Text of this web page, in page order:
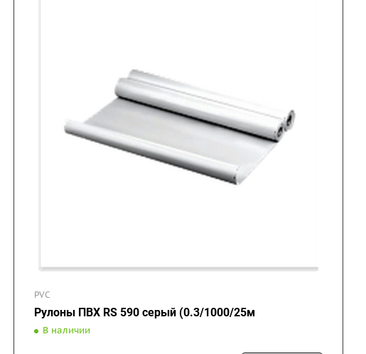
PVC
Рулоны ПВХ RS 590 серый (0.3/1000/25м
В наличии